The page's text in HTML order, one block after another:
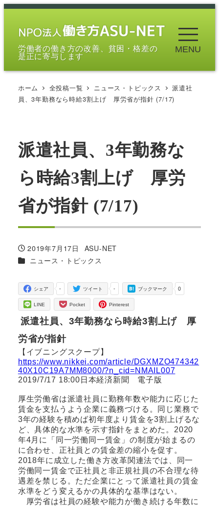
メ
労働者の働き方の改善、貧困・格差の
是正に寄与します
MENU
ホーム 全投稿一覧 ニュース・トピックス
派遣社
員、3年勤務なら時給3割上げ 厚労省が指針 (7/17)
派遣社員、3年勤務な
ら時給3割上げ 厚労
省が指針 (7/17)
投稿日
2019年7月17日
著
者
ASU-NET
カテゴリー
ニュース・トピックス
-
シェア -
ツイート 0
ブックマーク
LINE Pocket Pinterest
派遣社員、3年勤務なら時給3割上げ 厚
労省が指針
【イブニングスクープ】
https://www.nikkei.com/article/DGXMZO474342
40X10C19A7MM8000/?n_cid=NMAIL007
2019/7/17 18:00日本経済新聞 電子版
厚生労働省は派遣社員に勤務年数や能力に応じた
賃金を支払うよう企業に義務づける。同じ業務で
3年の経験を積めば初年度より賃金を3割上げるな
ど、具体的な水準を示す指針をまとめた。2020
年4月に「同一労働同一賃金」の制度が始まるの
に合わせ、正社員との賃金差の縮小を促す。
2018年に成立した働き方改革関連法では、同一
労働同一賃金で正社員と非正規社員の不合理な待
遇差を禁じる。ただ企業にとって派遣社員の賃金
水準をどう変えるかの具体的な基準はない。
厚労省は社員の経験や能力が働き続ける年数に